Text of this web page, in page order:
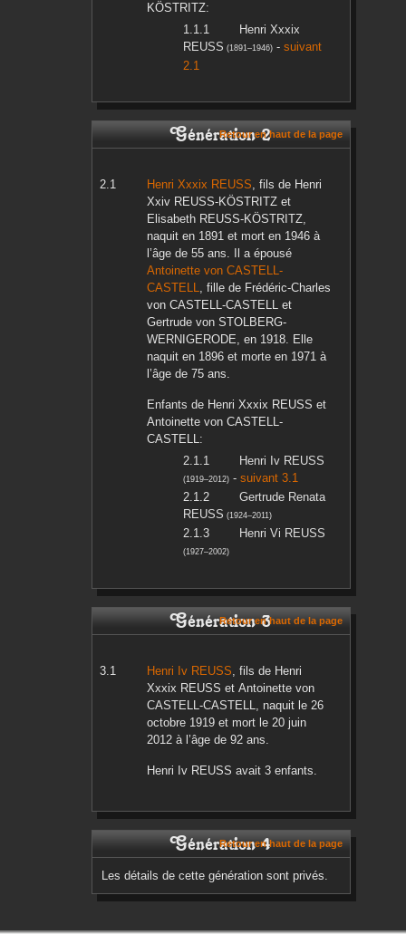
KÖSTRITZ:
Henri Xxxix
REUSS (1891–1946)- suivant
2.1
Génération 2Retour en haut de la page
Henri Xxxix REUSS, fils de Henri
XxivREUSS-KÖSTRITZet
ElisabethREUSS-KÖSTRITZ,
naquit en 1891et mort en 1946à
l’âge de 55 ans. Il a épousé
Antoinettevon CASTELL-
CASTELL, fille de Frédéric-Charles
von CASTELL-CASTELLet
Gertrudevon STOLBERG-
WERNIGERODE, en 1918. Elle
naquit en 1896et morte en 1971à
l’âge de 75 ans.
Enfants de Henri Xxxix REUSS et
Antoinettevon CASTELL-
CASTELL:
Henri IvREUSS
(1919–2012)- suivant 3.1
Gertrude Renata
REUSS (1924–2011)
Henri Vi REUSS
(1927–2002)
Génération 3Retour en haut de la page
Henri IvREUSS, fils de Henri
Xxxix REUSS et Antoinettevon
CASTELL-CASTELL, naquit le 26
octobre 1919et mort le 20 juin
2012à l’âge de 92 ans.
Henri IvREUSS avait 3 enfants.
Génération 4Retour en haut de la page
Les détails de cette génération sont privés.